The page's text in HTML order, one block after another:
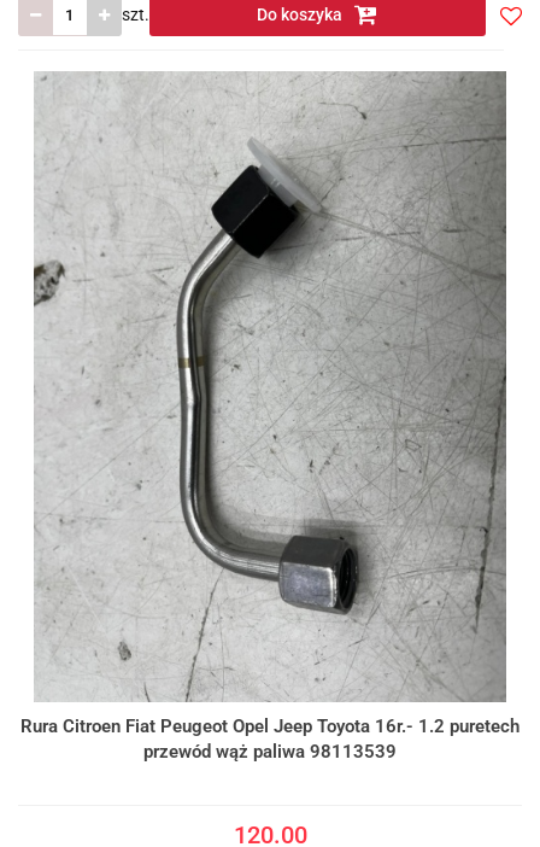
szt. Do koszyka
Rura Citroen Fiat Peugeot Opel Jeep Toyota 16r.- 1.2 puretech
przewód wąż paliwa 98113539
120.00